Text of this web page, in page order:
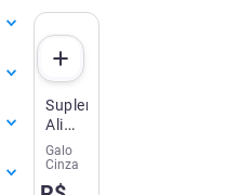
Suplemento
Alimentar
Energia
60
Cápsulas
Galo
Cinza